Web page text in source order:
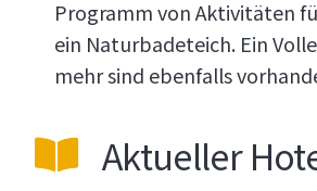
Programm von Aktivitäten
ein Naturbadeteich. Ein
mehr sind ebenfalls
Aktueller